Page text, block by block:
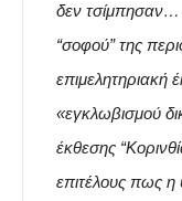
δεν τσίμπησαν…
“σοφού” της
επιμελητηριακή
«εγκλωβισμού
έκθεσης
επιτέλους πως